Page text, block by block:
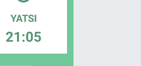
YATSI
21:05